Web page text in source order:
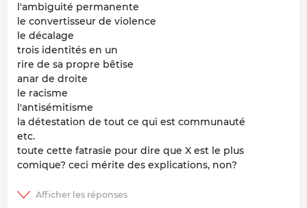
l'ambiguité permanente
le convertisseur de violence
le décalage
trois identités en un
rire de sa propre bêtise
anar de droite
le racisme
l'antisémitisme
la détestation de tout ce qui est communauté
etc.
toute cette fatrasie pour dire que X est le plus
comique? ceci mérite des explications, non?